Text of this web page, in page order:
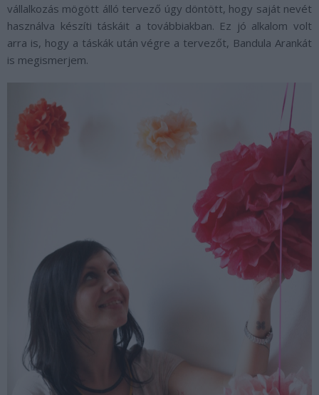
vállalkozás mögött álló tervező úgy döntött, hogy saját nevét
használva készíti táskáit a továbbiakban. Ez jó alkalom volt
arra is, hogy a táskák után végre a tervezőt, Bandula Arankát
is megismerjem.